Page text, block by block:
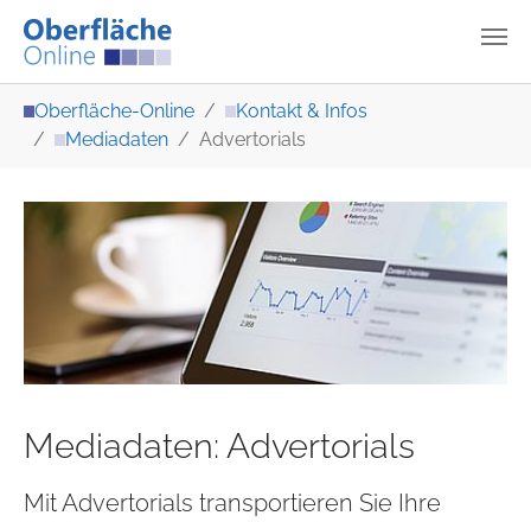
Oberfläche-Online
Kontakt & Infos
Mediadaten
Advertorials
Mediadaten: Advertorials
Mit Advertorials transportieren Sie Ihre